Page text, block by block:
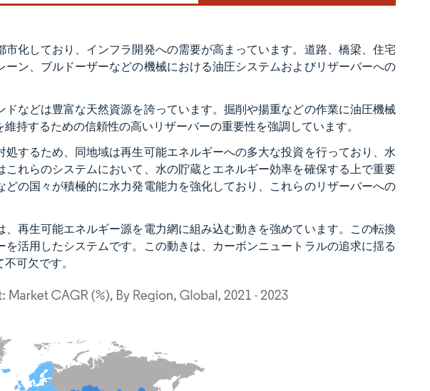
化しており、インフラ開発への需要が高まっています。道路、橋梁、住宅
ン、ブルドーザーなどの機械における油圧システムおよびリザーバーへの
などは豊富な天然資源を誇っています。掘削や揚重などの作業に油圧機械
持するための信頼性の高いリザーバーの重要性を強調しています。
するため、同地域は再生可能エネルギーへの多大な投資を行っており、水
れらのシステムにおいて、水の貯蔵とエネルギー効率を確保する上で重要
の国々が積極的に水力発電能力を強化しており、これらのリザーバーへの
再生可能エネルギー源を電力網に組み込む動きを強めています。この転換
活用したシステムです。この動きは、カーボンニュートラルの追求に揺る
可欠です。